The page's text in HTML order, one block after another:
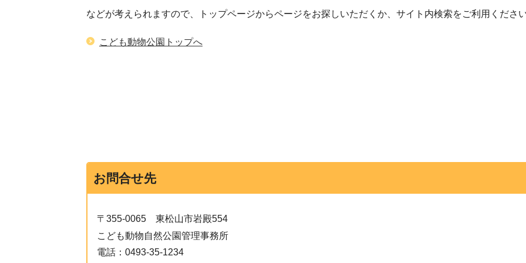
などが考えられますので、トップページからページをお探しいただくか、サイト内検索をご利用くださ
こども動物公園トップへ
お問合せ先
〒355-0065 東松山市岩殿554
こども動物自然公園管理事務所
電話： 0493-35-1234